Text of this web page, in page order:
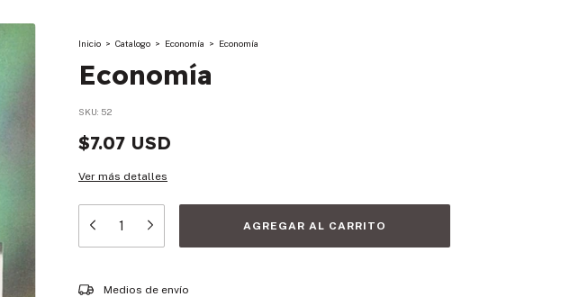
Inicio > Catalogo > Economía > Economía
Economía
SKU: 52
$7.07 USD
Ver más detalles
Entregas para el CP:
Medios de envío